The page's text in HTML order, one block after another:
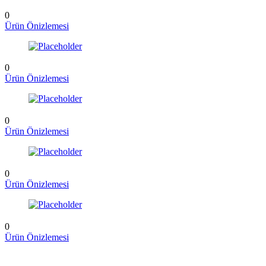
0
Ürün Önizlemesi
0
Ürün Önizlemesi
0
Ürün Önizlemesi
0
Ürün Önizlemesi
0
Ürün Önizlemesi